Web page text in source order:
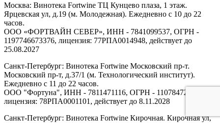
Москва: Винотека Fortwine ТЦ Кунцево плаза, 1 этаж.
Ярцевская ул, д.19 (м. Молодежная). Ежедневно с 10 до 22
часов.
ООО «ФОРТВАЙН СЕВЕР», ИНН - 7841099537, ОГРН -
1197746673376, лицензия: 77РПА0014948, действует до
25.08.2027
Санкт-Петербург: Винотека Fortwine Московский пр-т.
Московский пр-т, д.37/1 (м. Технологический институт).
Ежедневно с 11 до 22 часов.
ООО "Фортуна", ИНН - 7811471116, ОГРН - 1107847277438,
лицензия: 78РПА0001101, действует до 8.11.2028
Санкт-Петербург: Винотека Fortwine Кирочная. Кирочная ул,